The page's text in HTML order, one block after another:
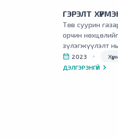
ГЭРЭЛТ
Төв суурин
орчин
зүлэгжүүлэлт
2023
ДЭЛГЭРЭНГҮЙ